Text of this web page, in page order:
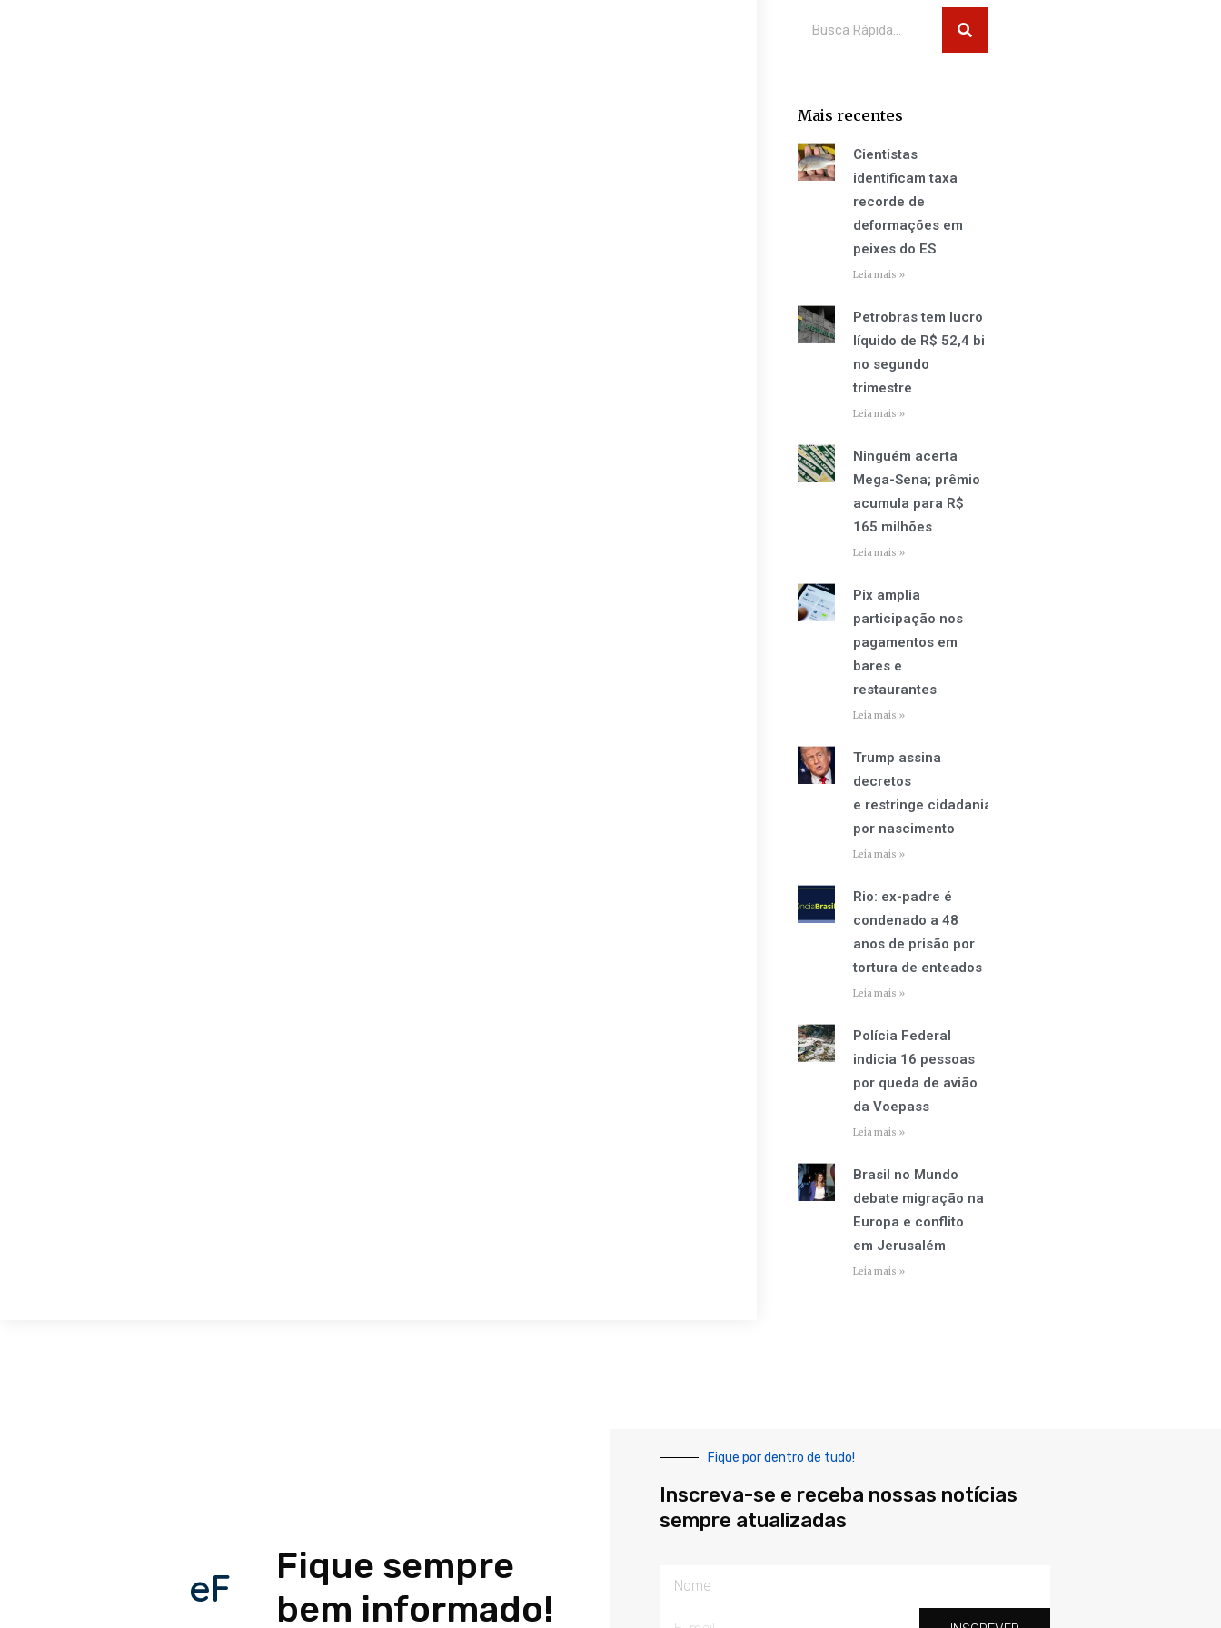
Mais recentes
Cientistas
identificam taxa
recorde de
deformações em
peixes do ES
Leia mais »
Petrobras tem lucro
líquido de R$ 52,4 bi
no segundo
trimestre
Leia mais »
Ninguém acerta
Mega-Sena; prêmio
acumula para R$
165 milhões
Leia mais »
Pix amplia
participação nos
pagamentos em
bares e
restaurantes
Leia mais »
Trump assina
decretos
e restringe cidadania
por nascimento
Leia mais »
Rio: ex-padre é
condenado a 48
anos de prisão por
tortura de enteados
Leia mais »
Polícia Federal
indicia 16 pessoas
por queda de avião
da Voepass
Leia mais »
Brasil no Mundo
debate migração na
Europa e conflito
em Jerusalém
Leia mais »
eF
Fique sempre
bem informado!
Fique por dentro de tudo!
Inscreva-se e receba nossas notícias
sempre atualizadas